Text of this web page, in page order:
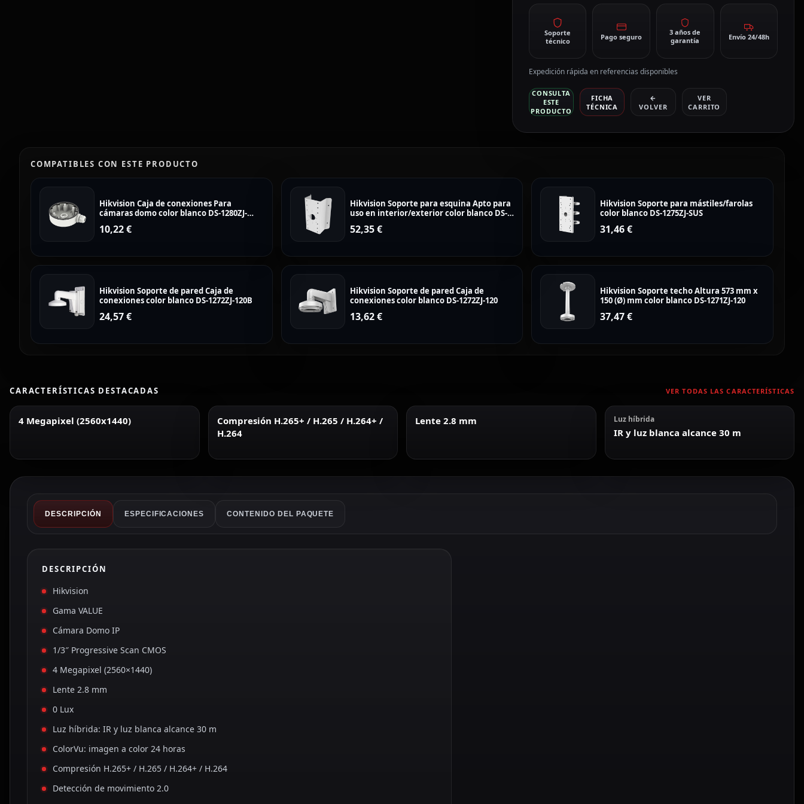
Soporte
técnico
Pago seguro
3 años de
garantía
Envío 24/48h
Expedición rápida en referencias disponibles
CONSULTA
ESTE
PRODUCTO
FICHA
TÉCNICA
←
VOLVER
VER
CARRITO
COMPATIBLES CON ESTE PRODUCTO
Hikvision Caja de conexiones Para
cámaras domo color blanco DS-1280ZJ-
10,22€
Hikvision Soporte para esquina Apto para
uso en interior/exterior color blanco DS-
52,35€
Hikvision Soporte para mástiles/farolas
color blanco DS-1275ZJ-SUS
31,46€
Hikvision Soporte de pared Caja de
conexiones color blanco DS-1272ZJ-120B
24,57€
Hikvision Soporte de pared Caja de
conexiones color blanco DS-1272ZJ-120
13,62€
Hikvision Soporte techo Altura 573 mm x
150 (Ø) mm color blanco DS-1271ZJ-120
37,47€
CARACTERÍSTICAS DESTACADAS VER TODAS LAS CARACTERÍSTICAS
4 Megapixel (2560x1440)
Compresión H.265+ / H.265 / H.264+ /
H.264
Lente 2.8 mm Luz híbrida
IR y luz blanca alcance 30 m
DESCRIPCIÓN ESPECIFICACIONES CONTENIDO DEL PAQUETE
DESCRIPCIÓN
Hikvision
Gama VALUE
Cámara Domo IP
1/3″ Progressive Scan CMOS
4 Megapixel (2560×1440)
Lente 2.8 mm
0 Lux
Luz híbrida: IR y luz blanca alcance 30 m
ColorVu: imagen a color 24 horas
Compresión H.265+ / H.265 / H.264+ / H.264
Detección de movimiento 2.0